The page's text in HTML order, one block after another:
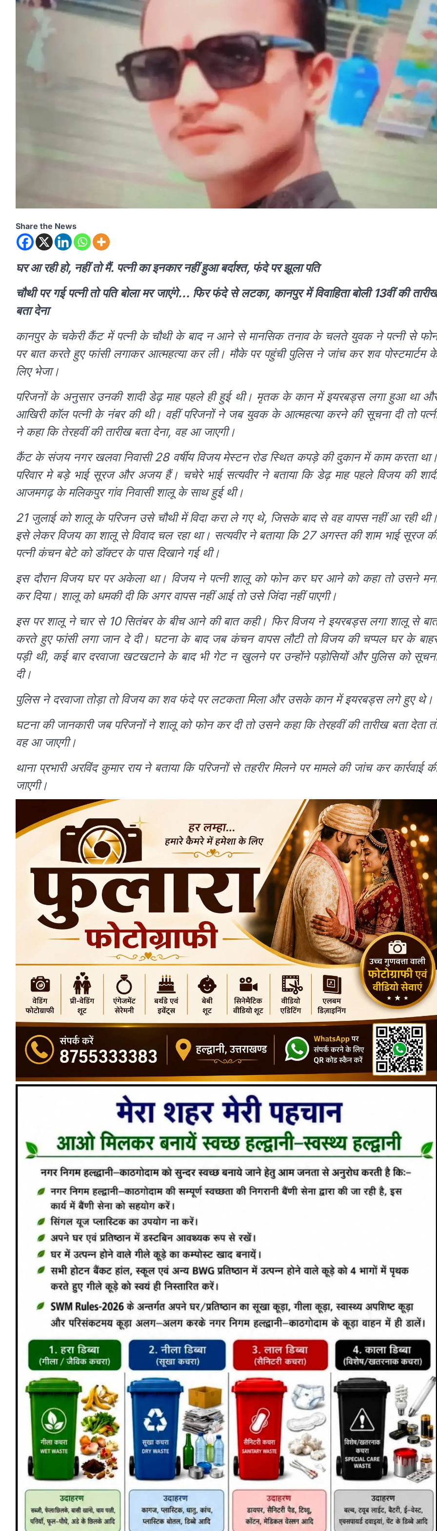
Share the News
घर आ रही हो, नहीं तो मैं. पत्नी का इनकार नहीं हुआ बर्दाश्त, फंदे पर झूला पति
चौथी पर गई पत्नी तो पति बोला मर जाएंगे… फिर फंदे से लटका, कानपुर में विवाहिता बोली 13वीं की
बता देना
कानपुर के चकेरी कैंट में पत्नी के चौथी के बाद न आने से मानसिक तनाव के चलते युवक ने पत्नी से
पर बात करते हुए फांसी लगाकर आत्महत्या कर ली। मौके पर पहुंची पुलिस ने जांच कर शव पोस्टमार्टम
लिए भेजा।
परिजनों के अनुसार उनकी शादी डेढ़ माह पहले ही हुई थी। मृतक के कान में इयरबड्स लगा हुआ था
आखिरी कॉल पत्नी के नंबर की थी। वहीं परिजनों ने जब युवक के आत्महत्या करने की सूचना दी तो
ने कहा कि तेरहवीं की तारीख बता देना, वह आ जाएगी।
कैंट के संजय नगर खलवा निवासी 28 वर्षीय विजय मेस्टन रोड स्थित कपड़े की दुकान में काम करता था।
परिवार मे बड़े भाई सूरज और अजय हैं। चचेरे भाई सत्यवीर ने बताया कि डेढ़ माह पहले विजय की
आजमगढ़ के मलिकपुर गांव निवासी शालू के साथ हुई थी।
21 जुलाई को शालू के परिजन उसे चौथी में विदा करा ले गए थे, जिसके बाद से वह वापस नहीं आ रही थी।
इसे लेकर विजय का शालू से विवाद चल रहा था। सत्यवीर ने बताया कि 27 अगस्त की शाम भाई सूरज
पत्नी कंचन बेटे को डॉक्टर के पास दिखाने गई थी।
इस दौरान विजय घर पर अकेला था। विजय ने पत्नी शालू को फोन कर घर आने को कहा तो उसने
कर दिया। शालू को धमकी दी कि अगर वापस नहीं आई तो उसे जिंदा नहीं पाएगी।
इस पर शालू ने चार से 10 सितंबर के बीच आने की बात कही। फिर विजय ने इयरबड्स लगा शालू से
करते हुए फांसी लगा जान दे दी। घटना के बाद जब कंचन वापस लौटी तो विजय की चप्पल घर के
पड़ी थी, कई बार दरवाजा खटखटाने के बाद भी गेट न खुलने पर उन्होंने पड़ोसियों और पुलिस को
दी।
पुलिस ने दरवाजा तोड़ा तो विजय का शव फंदे पर लटकता मिला और उसके कान में इयरबड्स लगे हुए थे।
घटना की जानकारी जब परिजनों ने शालू को फोन कर दी तो उसने कहा कि तेरहवीं की तारीख बता देता
वह आ जाएगी।
थाना प्रभारी अरविंद कुमार राय ने बताया कि परिजनों से तहरीर मिलने पर मामले की जांच कर कार्रवाई
जाएगी।